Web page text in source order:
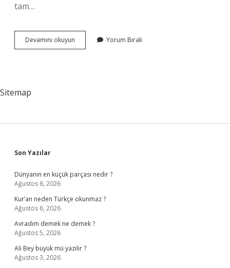
tam…
Devamını okuyun
3
Yorum Bırak
Sitemap
Sidebar
Son Yazılar
Dünyanın en küçük parçası nedir ?
Ağustos 6, 2026
Kur’an neden Türkçe okunmaz ?
Ağustos 6, 2026
Avradım demek ne demek ?
Ağustos 5, 2026
Ali Bey büyük mü yazılır ?
Ağustos 3, 2026